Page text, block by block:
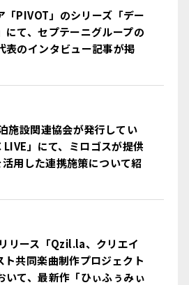
「PIVOT」のシリーズ「デー
にて、セプテーニグループの
表のインタビュー記事が掲
施設関連協会が発行してい
」にて、ミロゴスが提供
用した連携施策について紹
リース「Qzil.la、クリエイ
共同楽曲制作プロジェクト
いて、最新作「ひぃふぅみぃ